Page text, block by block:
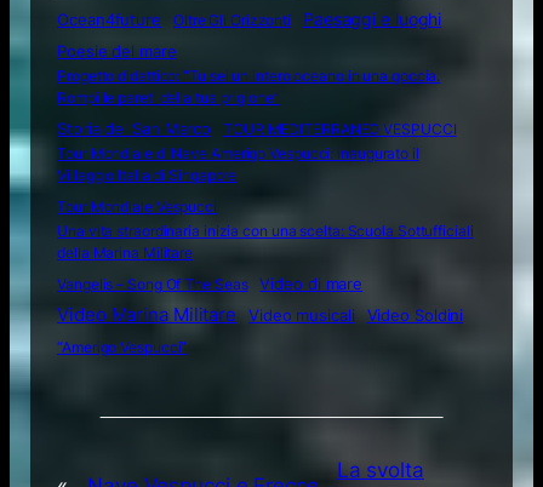
Ocean4future
Oltre Gli Orizzonti
Paesaggi e luoghi
Poesie del mare
Progetto didattico: “Tu sei un intero oceano in una goccia.
Rompi le pareti della tua prigione”
Storia del San Marco
TOUR MEDITERRANEO VESPUCCI
Tour Mondiale di Nave Amerigo Vespucci: inaugurato il
Villaggio Italia di Singapore
Tour Mondiale Vespucci
Una vita straordinaria inizia con una scelta: Scuola Sottufficiali
della Marina Militare
Vangelis – Song Of The Seas
Video di mare
Video Marina Militare Video musicali
Video Soldini
“Amerigo Vespucci”
La svolta